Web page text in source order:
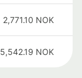
2,771.10 NOK
5,542.19 NOK